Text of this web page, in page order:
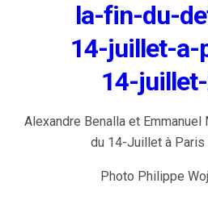
Alexandre Benalla et
du 14-Juillet à Paris
Photo Philippe